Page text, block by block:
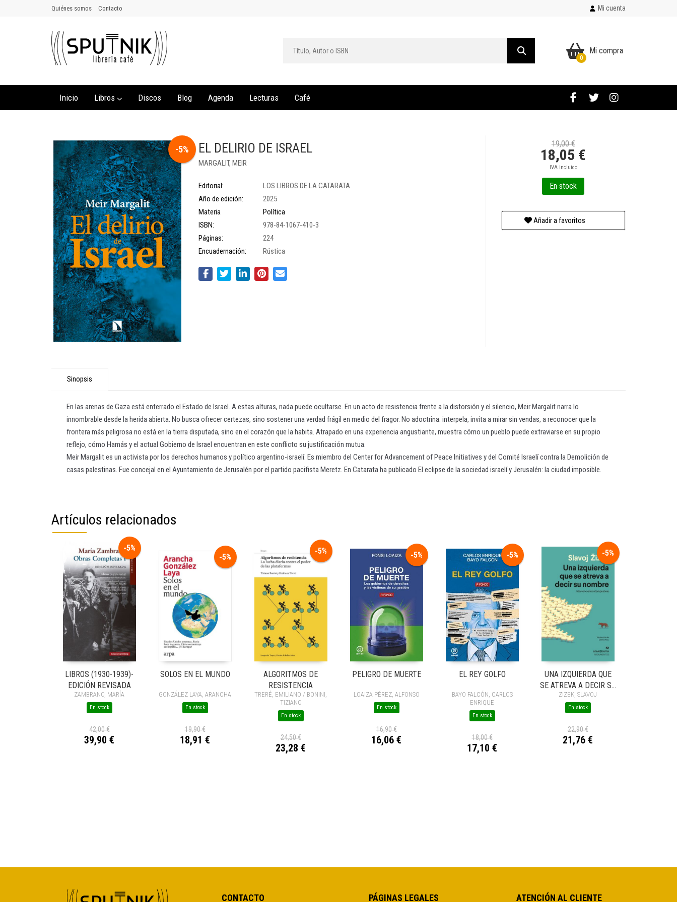
Mi cuenta
Quiénes somos Contacto
Mi compra
0
Inicio Libros Discos Blog Agenda Lecturas Café
-5% EL DELIRIO DE ISRAEL
MARGALIT, MEIR
Editorial:
LOS LIBROS DE LA CATARATA
Año de edición:
2025
Materia
Política
ISBN:
978-84-1067-410-3
Páginas:
224
Encuadernación:
Rústica
19,00 €
18,05 €
IVA incluido
En stock
Añadir a favoritos
Sinopsis
En las arenas de Gaza está enterrado el Estado de Israel. A estas alturas, nada puede ocultarse. En un acto de resistencia frente a la distorsión y el silencio, Meir Margalit narra lo
innombrable desde la herida abierta. No busca ofrecer certezas, sino sostener una verdad frágil en medio del fragor. No adoctrina: interpela, invita a mirar sin vendas, a reconocer que la
frontera más peligrosa no está en la tierra disputada, sino en el corazón que la habita. Atrapado en una experiencia angustiante, muestra cómo un pueblo puede extraviarse en su propio
reflejo, cómo Hamás y el actual Gobierno de Israel encuentran en este conflicto su justificación mutua.
Meir Margalit es un activista por los derechos humanos y político argentino-israelí. Es miembro del Center for Advancement of Peace Initiatives y del Comité Israelí contra la Demolición de
casas palestinas. Fue concejal en el Ayuntamiento de Jerusalén por el partido pacifista Meretz. En Catarata ha publicado El eclipse de la sociedad israelí y Jerusalén: la ciudad imposible.
Artículos relacionados
-5%
LIBROS (1930-1939)-
EDICIÓN REVISADA
ZAMBRANO, MARÍA
En stock
42,00 €
39,90 €
-5%
SOLOS EN EL MUNDO
GONZÁLEZ LAYA, ARANCHA
En stock
19,90 €
18,91 €
-5%
ALGORITMOS DE
RESISTENCIA
TRERÉ, EMILIANO / BONINI,
TIZIANO
En stock
24,50 €
23,28 €
-5%
PELIGRO DE MUERTE
LOAIZA PÉREZ, ALFONSO
En stock
16,90 €
16,06 €
-5%
EL REY GOLFO
BAYO FALCÓN, CARLOS
ENRIQUE
En stock
18,00 €
17,10 €
-5%
UNA IZQUIERDA QUE
SE ATREVA A DECIR SU
NOMBRE
ZIZEK, SLAVOJ
En stock
22,90 €
21,76 €
CONTACTO PÁGINAS LEGALES ATENCIÓN AL CLIENTE